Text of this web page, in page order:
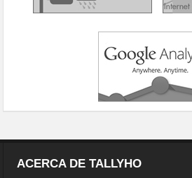
ACERCA DE TALLYHO